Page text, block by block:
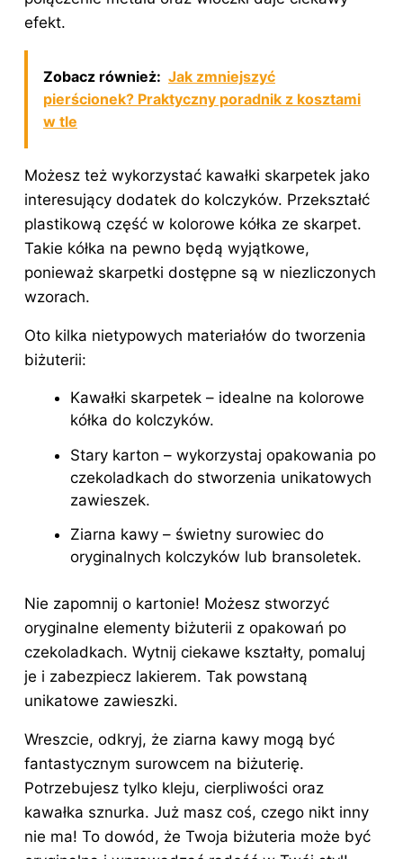
efekt.
Zobacz również: Jak zmniejszyć
pierścionek? Praktyczny poradnik z kosztami
w tle
Możesz też wykorzystać kawałki skarpetek jako
interesujący dodatek do kolczyków. Przekształć
plastikową część w kolorowe kółka ze skarpet.
Takie kółka na pewno będą wyjątkowe,
ponieważ skarpetki dostępne są w niezliczonych
wzorach.
Oto kilka nietypowych materiałów do tworzenia
biżuterii:
Kawałki skarpetek – idealne na kolorowe
kółka do kolczyków.
Stary karton – wykorzystaj opakowania po
czekoladkach do stworzenia unikatowych
zawieszek.
Ziarna kawy – świetny surowiec do
oryginalnych kolczyków lub bransoletek.
Nie zapomnij o kartonie! Możesz stworzyć
oryginalne elementy biżuterii z opakowań po
czekoladkach. Wytnij ciekawe kształty, pomaluj
je i zabezpiecz lakierem. Tak powstaną
unikatowe zawieszki.
Wreszcie, odkryj, że ziarna kawy mogą być
fantastycznym surowcem na biżuterię.
Potrzebujesz tylko kleju, cierpliwości oraz
kawałka sznurka. Już masz coś, czego nikt inny
nie ma! To dowód, że Twoja biżuteria może być